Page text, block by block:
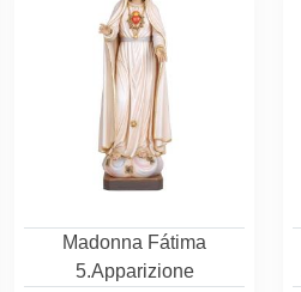
Madonna Fátima
5.Apparizione